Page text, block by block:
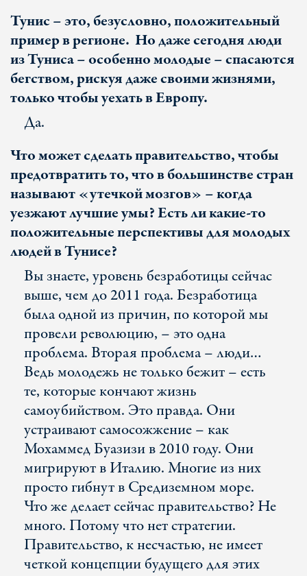
Тунис – это, безусловно, положительный
пример в регионе. Но даже сегодня люди
из Туниса – особенно молодые – спасаются
бегством, рискуя даже своими жизнями,
только чтобы уехать в Европу.
Да.
Что может сделать правительство, чтобы
предотвратить то, что в большинстве стран
называют «утечкой мозгов» – когда
уезжают лучшие умы? Есть ли какие-то
положительные перспективы для молодых
людей в Тунисе?
Вы знаете, уровень безработицы сейчас
выше, чем до 2011 года. Безработица
была одной из причин, по которой мы
провели революцию, – это одна
проблема. Вторая проблема – люди…
Ведь молодежь не только бежит – есть
те, которые кончают жизнь
самоубийством. Это правда. Они
устраивают самосожжение – как
Мохаммед Буазизи в 2010 году. Они
мигрируют в Италию. Многие из них
просто гибнут в Средиземном море.
Что же делает сейчас правительство? Не
много. Потому что нет стратегии.
Правительство, к несчастью, не имеет
четкой концепции будущего для этих